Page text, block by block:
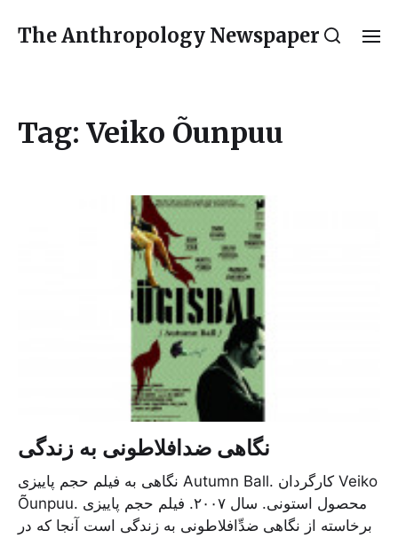
The Anthropology Newspaper
Tag:Veiko Õunpuu
نگاهی ضدافلاطونی به زندگی
نگاهی به فیلم حجم پاییزی Autumn Ball. کارگردان Veiko
Õunpuu. محصول استونی. سال ۲۰۰۷. فیلم حجم پاییزی
برخاسته از نگاهی ضدِّافلاطونی به زندگی است آنجا که در